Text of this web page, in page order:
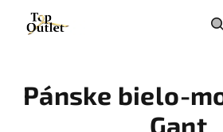
obsah
Pánske bielo-
Gant